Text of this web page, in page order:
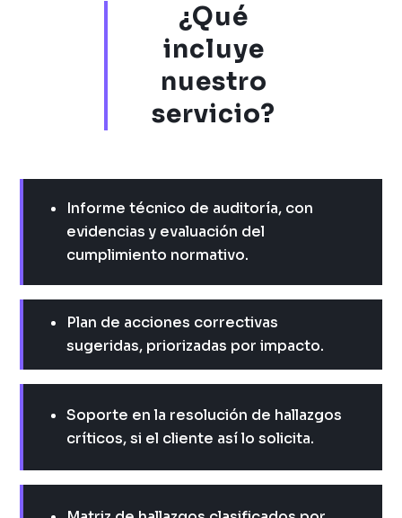
¿Qué
incluye
nuestro
servicio?
Informe técnico de auditoría, con
evidencias y evaluación del
cumplimiento normativo.
Plan de acciones correctivas
sugeridas, priorizadas por impacto.
Soporte en la resolución de hallazgos
críticos, si el cliente así losolicita.